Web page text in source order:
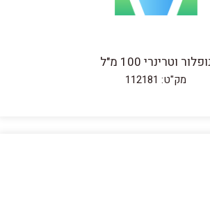
וטרינרי 100 מ"ל
מק"ט: 112181